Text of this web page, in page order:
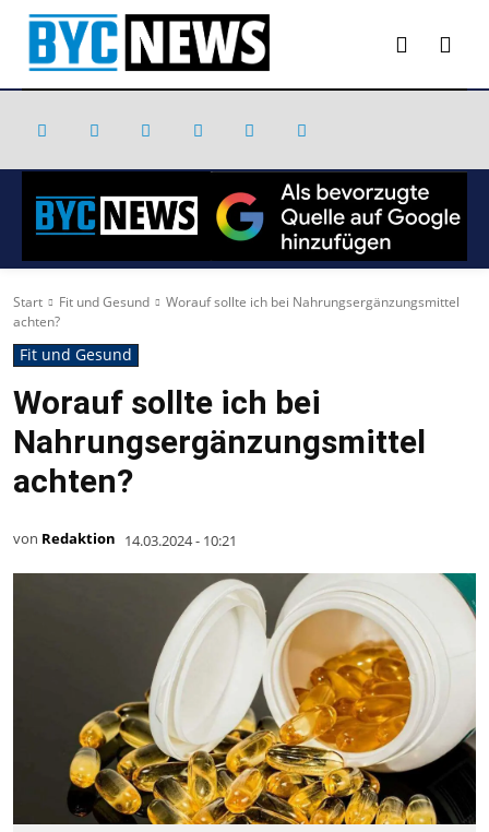
Start Fit und Gesund
Worauf sollte ich bei Nahrungsergänzungsmittel
achten?
Fit und Gesund
Worauf sollte ich bei
Nahrungsergänzungsmittel
achten?
von Redaktion 14.03.2024 - 10:21